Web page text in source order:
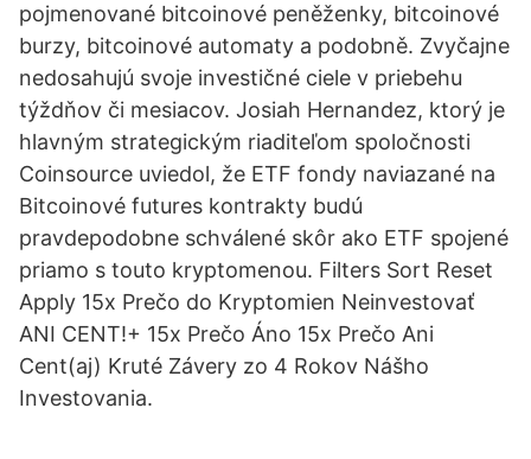
pojmenované bitcoinové peněženky, bitcoinové
burzy, bitcoinové automaty a podobně. Zvyčajne
nedosahujú svoje investičné ciele v priebehu
týždňov či mesiacov. Josiah Hernandez, ktorý je
hlavným strategickým riaditeľom spoločnosti
Coinsource uviedol, že ETF fondy naviazané na
Bitcoinové futures kontrakty budú
pravdepodobne schválené skôr ako ETF spojené
priamo s touto kryptomenou. Filters Sort Reset
Apply 15x Prečo do Kryptomien Neinvestovať
ANI CENT!+ 15x Prečo Áno 15x Prečo Ani
Cent(aj) Kruté Závery zo 4 Rokov Nášho
Investovania.